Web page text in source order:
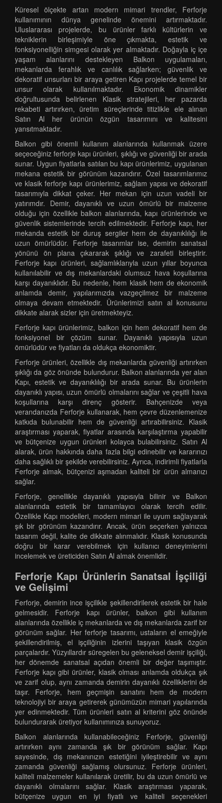
Küresel ölçekte artan modern mimari trendler, Ferforje
kullanımının dünya genelinde önemini artırmaktadır.
Uluslararası projelerde, bu ürünler farklı kültürlerin ve
tekniklerin birleşimiyle öne çıkmakta, estetik ve
fonksiyonelliğin simgesi olarak yer almaktadır. Doğayla iç içe
yaşam alanlarını destekleyen Balkon uygulamaları,
mekanlarda ferahlık ve canlılık sağlarken; güvenlik ve
dekoratif unsurları bir araya getiren Kapı projelerde temel bir
unsur olarak kullanılmaktadır. Ekonomik dinamikler
doğrultusunda belirlenen Klasik stratejileri, her pazarda
rekabeti artırırken, üretim süreçlerinde titizlikle ele alınan
Satın Al her ürünün özgün tasarımını ve kalitesini
yansıtmaktadır.
Balkon gibi önemli kullanım alanlarında kullanmak üzere
seçeceğiniz ferforje kapı ürünleri, şıklığı ve güvenliği bir arada
sunar. Uygun fiyatlarla satılan bu kapı ürünlerimiz, uygulanan
mekana estetik bir görünüm kazandırır. Özel tasarımlarımız
ve klasik ferforje kapı ürünlerimiz, sağlam yapısı ve dekoratif
tasarımıyla dikkat çeker. Her mekan için uzun vadeli bir
yatırımdır. Demir, dayanıklı ve uzun ömürlü bir malzeme
olduğu için özellikle balkon alanlarında, kapı ürünlerinde ve
güvenlik sistemlerinde tercih edilmektedir. Ferforje kapı, her
mekanda estetik bir duruş sergiler hem de dayanıklılığı ile
uzun ömürlüdür. Ferforje tasarımlar ise, demirin sanatsal
yönünü ön plana çıkararak şıklığı ve zarafeti birleştirir.
Ferforje kapı ürünleri, sağlamlıklarıyla uzun yıllar boyunca
kullanılabilir ve dış mekanlardaki olumsuz hava koşullarına
karşı dayanıklıdır. Bu nedenle, hem klasik hem de ekonomik
anlamda demir, yapılarımızda vazgeçilmez bir malzeme
olmaya devam etmektedir. Ürünlerimizi satın al konusunu
dikkate alarak sizler için üretmekteyiz.
Ferforje kapı ürünlerimiz, balkon için hem dekoratif hem de
fonksiyonel bir çözüm sunar. Dayanıklı yapısıyla uzun
ömürlüdür ve fiyatları da oldukça ekonomiktir.
Ferforje ürünleri, özellikle dış mekanlarda güvenliği artırırken
şıklığı da göz önünde bulundurur. Balkon alanlarında yer alan
Kapı, estetik ve dayanıklılığı bir arada sunar. Bu ürünlerin
dayanıklı yapısı, uzun ömürlü olmalarını sağlar ve çeşitli hava
koşullarına karşı direnç gösterir. Bahçenizde veya
verandanızda Ferforje kullanarak, hem çevre düzenlemenize
katkıda bulunabilir hem de güvenliği artırabilirsiniz. Klasik
araştırması yaparak, fiyatlar arasında karşılaştırma yapabilir
ve bütçenize uygun ürünleri kolayca bulabilirsiniz. Satın Al
alarak, ürün hakkında daha fazla bilgi edinebilir ve kararınızı
daha sağlıklı bir şekilde verebilirsiniz. Ayrıca, indirimli fiyatlarla
Ferforje almak, bütçenizi aşmadan kaliteli bir ürün almanızı
sağlar.
Ferforje, genellikle dayanıklı yapısıyla bilinir ve Balkon
alanlarında estetik bir tamamlayıcı olarak tercih edilir.
Özellikle Kapı modelleri, modern mimari ile uyum sağlayarak
şık bir görünüm kazandırır. Ancak, ürün seçerken yalnızca
tasarım değil, kalite de dikkate alınmalıdır. Klasik konusunda
doğru bir karar verebilmek için kullanıcı deneyimlerini
incelemek ve üreticiden Satın Al almak önemlidir.
Ferforje Kapı Ürünlerin Sanatsal İşçiliği
ve Gelişimi
Ferforje, demirin ince işçilikle şekillendirilerek estetik bir hale
gelmesidir. Ferforje kapı ürünler, balkon gibi kullanım
alanlarında özellikle iç mekanlarda ve dış mekanlarda zarif bir
görünüm sağlar. Her ferforje tasarımı, ustaların el emeğiyle
şekillendirilmiş, el işçiliğinin izlerini taşıyan klasik özgün
parçalardır. Yüzyıllardır süregelen bu geleneksel demir işçiliği,
her dönemde sanatsal açıdan önemli bir değer taşımıştır.
Ferforje kapı gibi ürünler, klasik olması anlamda oldukça şık
ve zarif olup, aynı zamanda demirin dayanıklı özelliklerini de
taşır. Ferforje, hem geçmişin sanatını hem de modern
teknolojiyi bir araya getirerek günümüzün mimari yapılarında
yer edinmektedir. Tüm ürünleri satın al kriterini göz önünde
bulundurarak üretiyor kullanımınıza sunuyoruz.
Balkon alanlarında kullanabileceğiniz Ferforje, güvenliği
artırırken aynı zamanda şık bir görünüm sağlar. Kapı
sayesinde, dış mekanınızın estetiğini iyileştirebilir ve aynı
zamanda güvenliği sağlamış olursunuz. Ferforje ürünleri,
kaliteli malzemeler kullanılarak üretilir, bu da uzun ömürlü ve
dayanıklı olmalarını sağlar. Klasik araştırması yaparak,
bütçenize uygun en iyi fiyatlı ve kaliteli seçenekleri